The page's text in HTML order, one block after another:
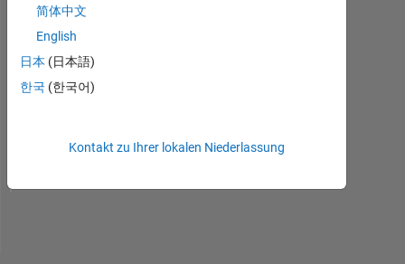
No
received
简体中文
English
日本 (日本語)
한국 (한국어)
Kontakt zu Ihrer lokalen Niederlassung